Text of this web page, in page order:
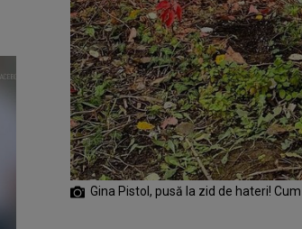
Gina Pistol, pusă la zid de hateri!